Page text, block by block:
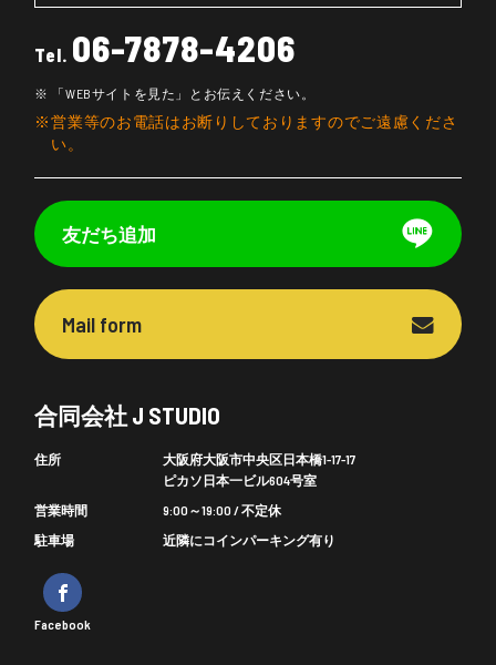
Tel. 06-7878-4206
「WEBサイトを見た」とお伝えください。
営業等のお電話はお断りしておりますのでご遠慮くださ
い。
友だち追加
Mail form
合同会社 J STUDIO
住所
大阪府大阪市中央区日本橋1-17-17
ピカソ日本一ビル604号室
営業時間
9:00～19:00 / 不定休
駐車場
近隣にコインパーキング有り
Facebook